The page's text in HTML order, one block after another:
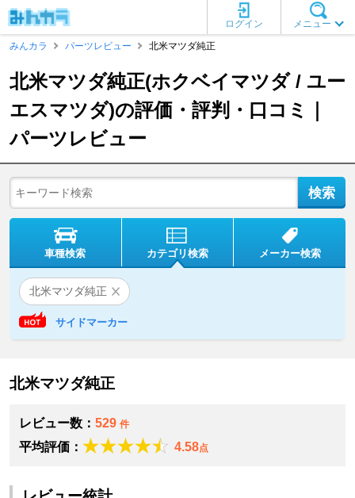
メニュー
ログイン
みんカラ
パーツレビュー 北米マツダ純正
北米マツダ純正(ホクベイマツダ / ユー
エスマツダ)の評価・評判・口コミ｜
パーツレビュー
車種検索 カテゴリ検索 メーカー検索
北米マツダ純正
サイドマーカー
北米マツダ純正
レビュー数： 529 件
平均評価： 4.58点